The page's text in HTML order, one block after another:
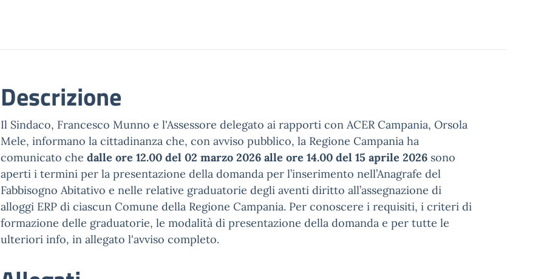
Descrizione
Il Sindaco, Francesco Munno e l'Assessore delegato ai rapporti con ACER Campania, Orsola
Mele, informano la cittadinanza che, con avviso pubblico, la Regione Campania ha
comunicato che dalle ore 12.00 del 02 marzo 2026 alle ore 14.00 del 15 aprile 2026 sono
aperti i termini per la presentazione della domanda per l’inserimento nell’Anagrafe del
Fabbisogno Abitativo e nelle relative graduatorie degli aventi diritto all’assegnazione di
alloggi ERP di ciascun Comune della Regione Campania. Per conoscere i requisiti, i criteri di
formazione delle graduatorie, le modalità di presentazione della domanda e per tutte le
ulteriori info, in allegato l'avviso completo.